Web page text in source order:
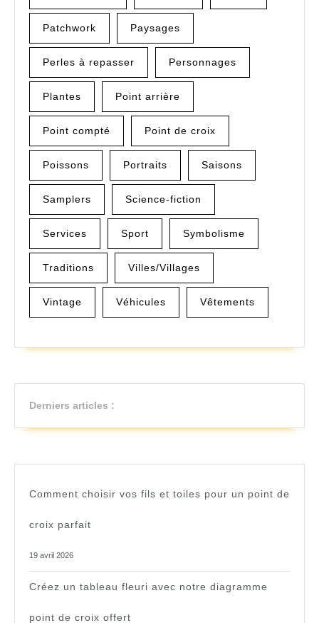
Patchwork Paysages
Perles à repasser Personnages
Plantes Point arrière
Point compté Point de croix
Poissons Portraits Saisons
Samplers Science-fiction
Services Sport Symbolisme
Traditions Villes/Villages
Vintage Véhicules Vêtements
Derniers articles :
Comment choisir vos fils et toiles pour un point de
croix parfait
19 avril 2026
Créez un tableau fleuri avec notre diagramme
point de croix offert